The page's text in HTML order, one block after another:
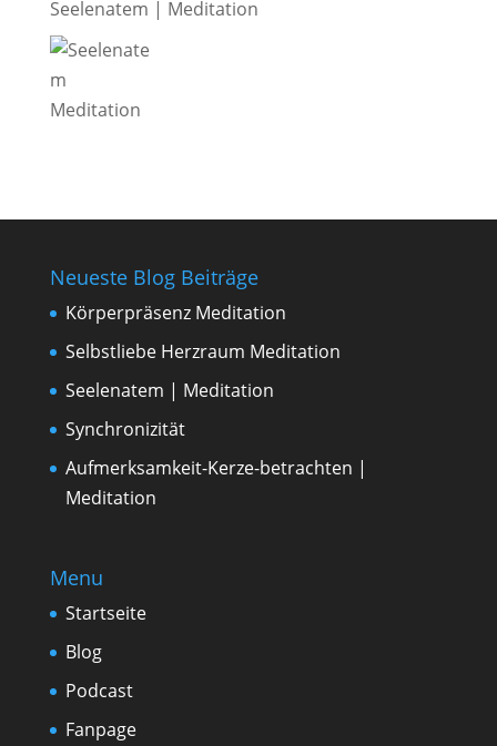
Seelenatem | Meditation
Neueste Blog Beiträge
Körperpräsenz Meditation
Selbstliebe Herzraum Meditation
Seelenatem | Meditation
Synchronizität
Aufmerksamkeit-Kerze-betrachten |
Meditation
Menu
Startseite
Blog
Podcast
Fanpage